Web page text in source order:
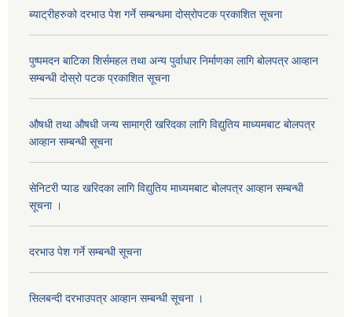
ब्याट्रीहरुको दरभाउ पेश गर्ने सम्बन्धमा दोस्रोपटक प्रकाशित सूचना
पुष्पमदन बाटिका शिर्समहल तथा अन्य पुर्वाधार निर्माणका लागि बोलपत्र आव्हान
सम्बन्धी दोस्रो पटक प्रकाशित सूचना
औषधी तथा औषधी जन्य सामाग्री खरिदका लागि विद्युतिय माध्यमबाट बोलपत्र
आव्हान सम्बन्धी सूचना
सेनिटरी प्याड खरिदका लागि विद्युतिय माध्यमबाट बोलपत्र आव्हान सम्बन्धी
सूचना ।
दरभाउ पेश गर्ने सम्बन्धी सूचना
सिलबन्दी दरभाउपत्र आव्हान सम्बन्धी सूचना ।